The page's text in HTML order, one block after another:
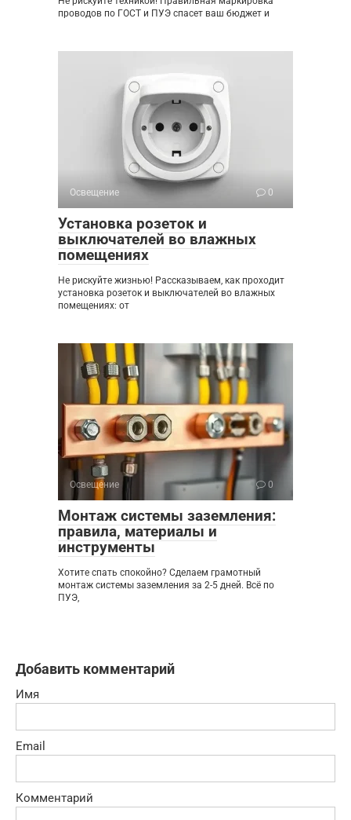
проводов по ГОСТ и ПУЭ спасет ваш бюджет и
Освещение 0
Установка розеток и
выключателей во влажных
помещениях
Не рискуйте жизнью! Рассказываем, как проходит
установка розеток и выключателей во влажных
помещениях: от
Освещение 0
Монтаж системы заземления:
правила, материалы и
инструменты
Хотите спать спокойно? Сделаем грамотный
монтаж системы заземления за 2-5 дней. Всё по
ПУЭ,
Добавить комментарий
Имя
Email
Комментарий